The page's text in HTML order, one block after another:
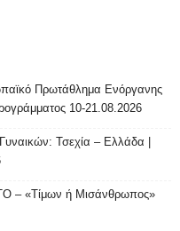
Πρωτάθλημα Ενόργανης
10-21.08.2026
Τσεχία – Ελλάδα |
«Τίμων ή Μισάνθρωπος»